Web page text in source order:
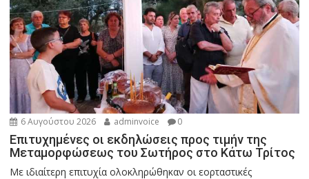
6 Αυγούστου 2026 adminvoice 0
Επιτυχημένες οι εκδηλώσεις προς τιμήν της
Μεταμορφώσεως του Σωτήρος στο Κάτω Τρίτος
Με ιδιαίτερη επιτυχία ολοκληρώθηκαν οι εορταστικές